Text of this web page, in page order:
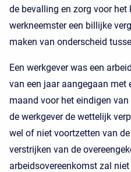
de bevalling en zorg voor het
werkneemster een billijke
maken van onderscheid
Een werkgever was een
van een jaar aangegaan met
maand voor het eindigen
de werkgever de wettelijk
wel of niet voortzetten van
verstrijken van de
arbeidsovereenkomst zal